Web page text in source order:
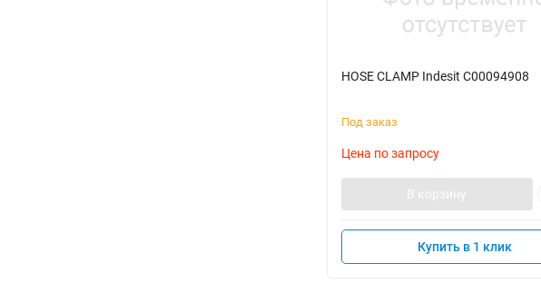
HOSE CLAMP Indesit C00094908
Под заказ
Цена по запросу
В корзину
Купить в 1 клик